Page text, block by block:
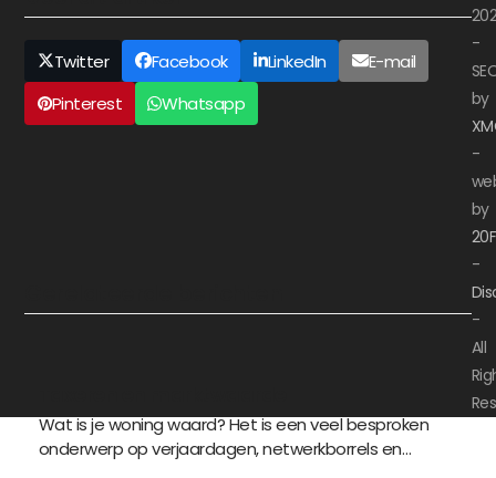
Twitter Facebook LinkedIn
E-mail
Pinterest
Whatsapp
Wat is je woning waard? Het is een veel besproken
onderwerp op verjaardagen, netwerkborrels en…
-
by
-
by
-
-
All